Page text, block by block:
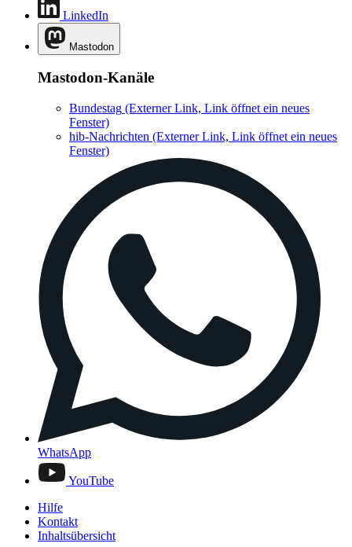
LinkedIn
Mastodon
Mastodon-Kanäle
Bundestag (Externer Link, Link öffnet ein neues
Fenster)
hib-Nachrichten (Externer Link, Link öffnet ein neues
Fenster)
WhatsApp
YouTube
Hilfe
Kontakt
Inhaltsübersicht